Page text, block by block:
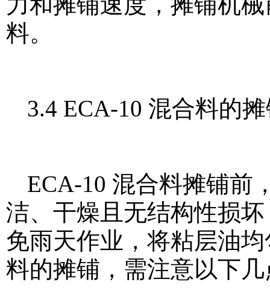
料。
3.4 ECA-10 混合料的
ECA-10 混合料摊铺前
洁、干燥且无结构性损
免雨天作业，将粘层油
料的摊铺，需注意以下